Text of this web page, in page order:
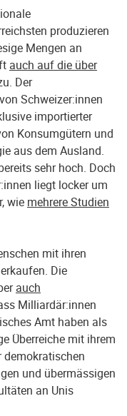
produzieren
Mengen an
auch auf die über
Der
Schweizer:innen
importierter
Konsumgütern und
aus dem Ausland.
sehr hoch. Doch
liegt locker um
wie mehrere Studien
mit ihren
Die
auch
Milliardär:innen
Amt haben als
Überreiche mit ihrem
und übermässigen
an Unis